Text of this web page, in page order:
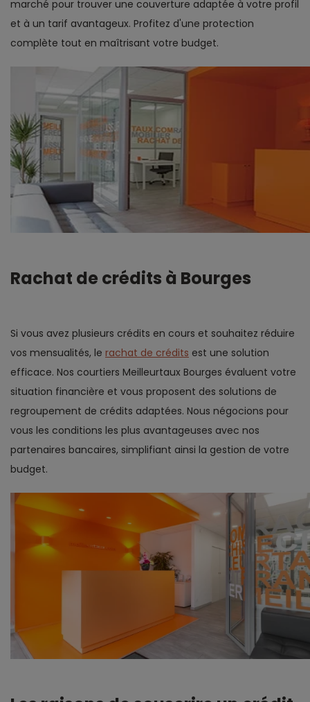
marché pour trouver une couverture adaptée à votre profil
et à un tarif avantageux. Profitez d'une protection
complète tout en maîtrisant votre budget.
Rachat de crédits à Bourges
Si vous avez plusieurs crédits en cours et souhaitez réduire
vos mensualités, le rachat de crédits est une solution
efficace. Nos courtiers Meilleurtaux Bourges évaluent votre
situation financière et vous proposent des solutions de
regroupement de crédits adaptées. Nous négocions pour
vous les conditions les plus avantageuses avec nos
partenaires bancaires, simplifiant ainsi la gestion de votre
budget.